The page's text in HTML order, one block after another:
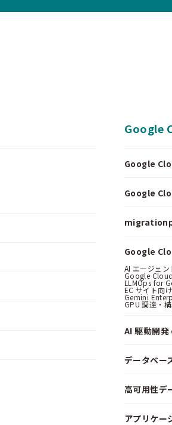
Google
Google
Google
Google
AI エージェン
Google
LLMOps for
EC サイト向
Gemini
GPU 調達・
AI 駆動開
データベー
高可用性デ
アプリケー